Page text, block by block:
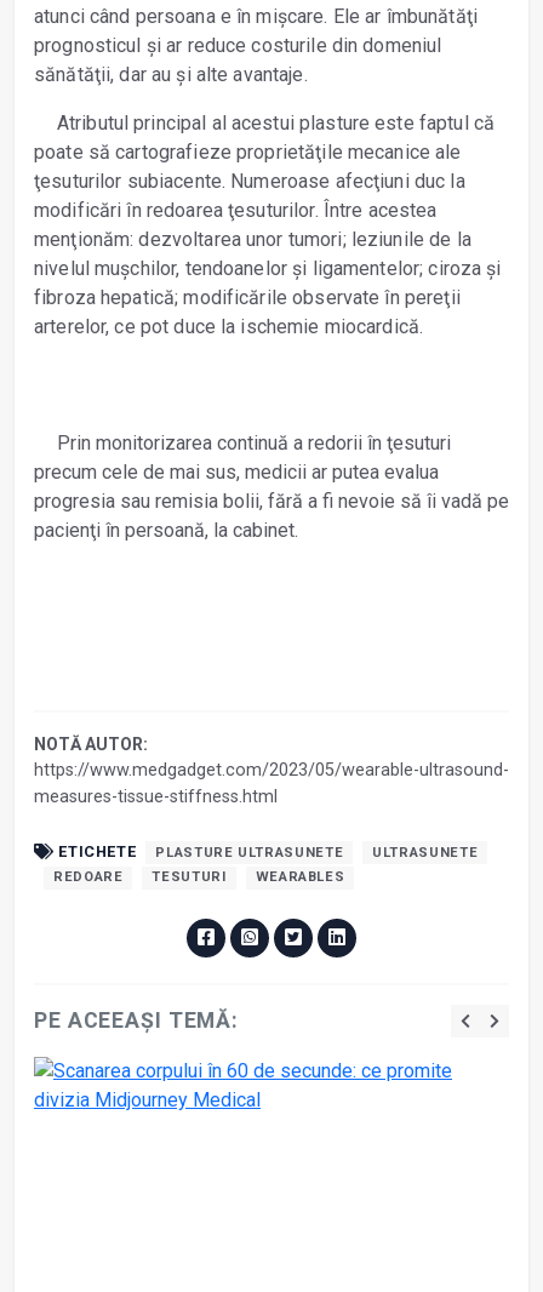
atunci când persoana e în mișcare. Ele ar îmbunătăţi
prognosticul și ar reduce costurile din domeniul
sănătăţii, dar au și alte avantaje.
Atributul principal al acestui plasture este faptul că
poate să cartografieze proprietăţile mecanice ale
ţesuturilor subiacente. Numeroase afecţiuni duc la
modificări în redoarea ţesuturilor. Între acestea
menţionăm: dezvoltarea unor tumori; leziunile de la
nivelul mușchilor, tendoanelor și ligamentelor; ciroza și
fibroza hepatică; modificările observate în pereţii
arterelor, ce pot duce la ischemie miocardică.
Prin monitorizarea continuă a redorii în ţesuturi
precum cele de mai sus, medicii ar putea evalua
progresia sau remisia bolii, fără a fi nevoie să îi vadă pe
pacienţi în persoană, la cabinet.
NOTĂ AUTOR:
https://www.medgadget.com/2023/05/wearable-ultrasound-
measures-tissue-stiffness.html
ETICHETE PLASTURE ULTRASUNETE
ULTRASUNETE
REDOARE
TESUTURI WEARABLES
PE ACEEAȘI TEMĂ: